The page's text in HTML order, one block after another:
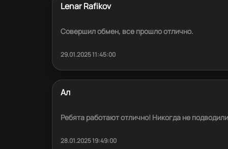
Lenar Rafikov
Совершил обмен, все прошло отлично.
29.01.2025 11:45:00
Ал
Ребята работают отлично! Никогда не
28.01.2025 19:49:00